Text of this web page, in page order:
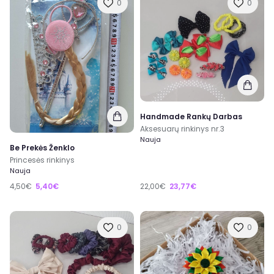
0
Be Prekės Ženklo
Princesės rinkinys
Nauja
4,50€ 5,40€
0
Handmade Rankų Darbas
Aksesuarų rinkinys nr.3
Nauja
22,00€ 23,77€
0 0